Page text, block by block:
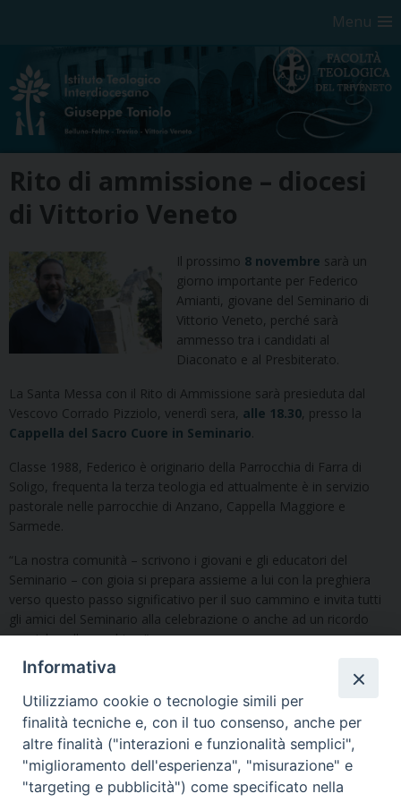
Menu
content
Rito di ammissione – diocesi
di Vittorio Veneto
Il prossimo 8 novembre sarà un
giorno importante per Federico
Amianti, giovane del Seminario di
Vittorio Veneto, perché sarà
ammesso tra i candidati al
Diaconato e al Presbiterato.
La Santa Messa con il Rito di Ammissione sarà presieduta dal
Vescovo Corrado Pizziolo, venerdì sera, alle 18.30, presso la
Cappella del Sacro Cuore in Seminario.
Classe 1988, Federico è originario della Parrocchia di Farra di
Soligo, frequenta la terza teologia ed attualmente è in servizio
pastorale nelle parrocchie di Anzano, Cappella Maggiore e
Sarmede.
“La nostra comunità – scrivono i giovani e gli educatori del
Seminario – con gioia si prepara assieme a lui con la preghiera
verso questo passo significativo per il suo cammino e invita tutti
gli amici del Seminario alla celebrazione o anche ad un ricordo
speciale nella preghiera”.
Seminario Vescovile di Treviso
p.tta Benedetto XI, 2
Informativa
Utilizziamo cookie o tecnologie simili per
finalità tecniche e, con il tuo consenso, anche per
altre finalità ("interazioni e funzionalità semplici",
"miglioramento dell'esperienza", "misurazione" e
"targeting e pubblicità") come specificato nella